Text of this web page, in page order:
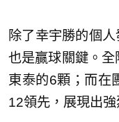
除了幸宇勝的個
也是贏球關鍵。
東泰的6顆；而在
12領先，展現出強